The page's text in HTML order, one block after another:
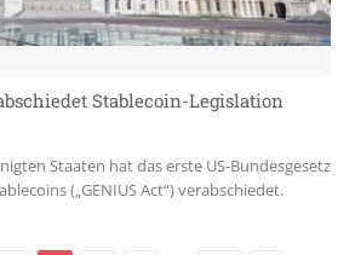
Stablecoin-Legislation
Staaten hat das erste US-Bundesgesetz
(„GENIUS Act“) verabschiedet.